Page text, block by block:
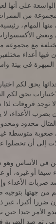
الواسعة على
من
المهام،
وبعض
مع مجموعة
فيها أعداء
يحق لكم
يحق لكم
توجد فروقات
بضرب الأعداء،
محدود
صعوبة متوسطة
إلى أن
في الأساس
سيفا أو غيره،
الأعداء
من جهتها
أكبرا، غير
الأمر جيدا
تم صد الضربة